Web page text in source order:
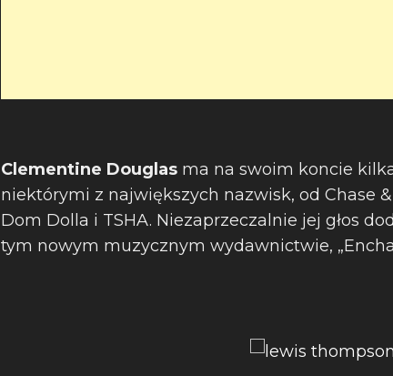
Clementine Douglas ma na swoim koncie
niektórymi z największych nazwisk, od Chase
Dom Dolla i TSHA. Niezaprzeczalnie jej głos
tym nowym muzycznym wydawnictwie,